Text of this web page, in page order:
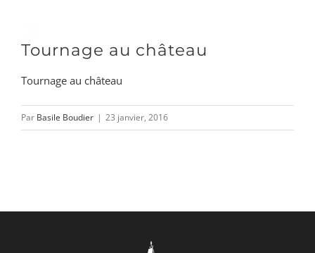
contenuTournage au château
Tournage au château
Par Basile Boudier | 23 janvier, 2016